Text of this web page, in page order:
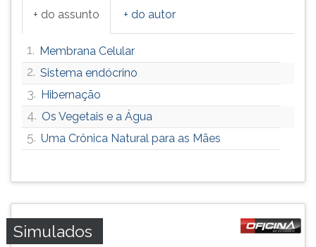
+ do assunto + do autor
1. Membrana Celular
2. Sistema endócrino
3. Hibernação
4. Os Vegetais e a Água
5. Uma Crônica Natural para as Mães
Simulados